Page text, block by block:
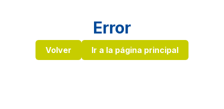
Error
Volver Ir a la página principal